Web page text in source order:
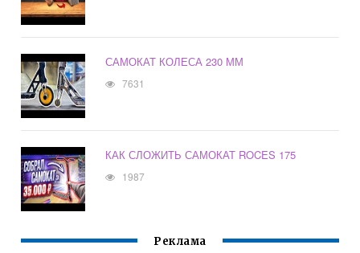
САМОКАТ КОЛЕСА 230 ММ
7631
КАК СЛОЖИТЬ САМОКАТ ROCES 175
1987
Реклама